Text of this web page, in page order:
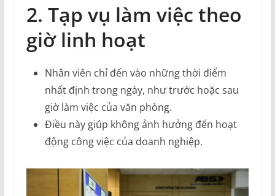
2. Tạp vụ làm việc theo
giờ linh hoạt
Nhân viên chỉ đến vào những thời điểm
nhất định trong ngày, như trước hoặc sau
giờ làm việc của văn phòng.
Điều này giúp không ảnh hưởng đến hoạt
động công việc của doanh nghiệp.